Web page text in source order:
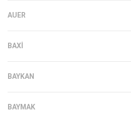
AUER
BAXI
BAYKAN
BAYMAK